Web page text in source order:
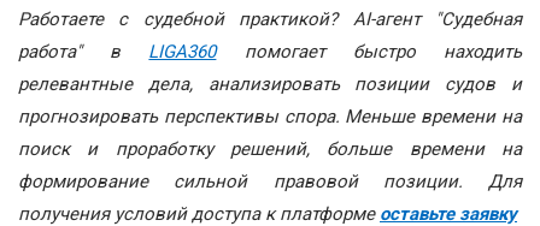
Работаете с судебной практикой? АІ-агент "Судебная
работа" в LIGA360помогает быстро находить
релевантные дела, анализировать позиции судов и
прогнозировать перспективы спора. Меньше времени на
поиск и проработку решений, больше времени на
формирование сильной правовой позиции. Для
получения условий доступа к платформе оставьте заявку